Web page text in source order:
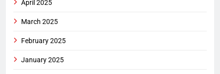
April 2025
March 2025
February 2025
January 2025